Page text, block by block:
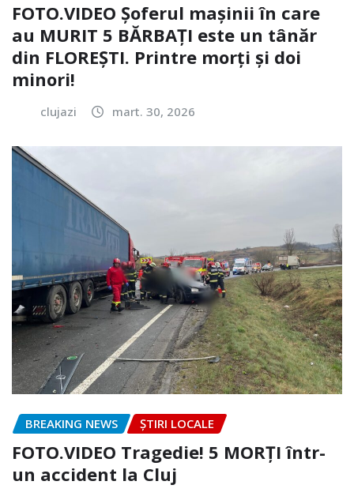
FOTO.VIDEO Șoferul mașinii în care
au MURIT 5 BĂRBAȚI este un tânăr
din FLOREȘTI. Printre morți și doi
minori!
clujazi mart. 30, 2026
BREAKING NEWS ȘTIRI LOCALE
FOTO.VIDEO Tragedie! 5 MORȚI într-
un accident la Cluj